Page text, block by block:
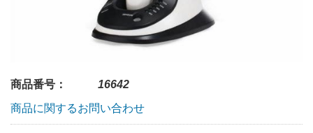
商品番号：
16642
商品に関するお問い合わせ